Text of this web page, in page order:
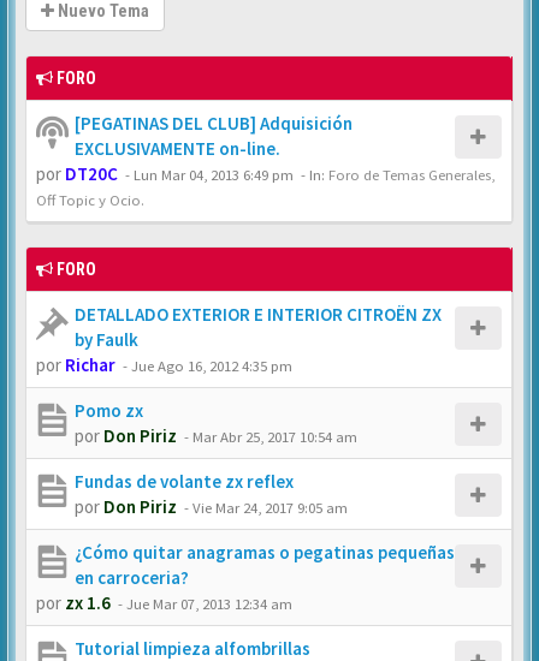
Nuevo Tema
FORO
[PEGATINAS DEL CLUB] Adquisición
EXCLUSIVAMENTE on-line.
por DT20C - Lun Mar 04, 2013 6:49 pm - In: Foro de Temas Generales,
Off Topic y Ocio.
FORO
DETALLADO EXTERIOR E INTERIOR CITROËN ZX
by Faulk
por Richar -Jue Ago 16, 2012 4:35 pm
Pomo zx
por Don Piriz - Mar Abr 25, 2017 10:54 am
Fundas de volante zx reflex
por Don Piriz -Vie Mar 24, 2017 9:05 am
¿Cómo quitar anagramas o pegatinas pequeñas
en carroceria?
por zx 1.6 -Jue Mar 07, 2013 12:34 am
Tutorial limpieza alfombrillas